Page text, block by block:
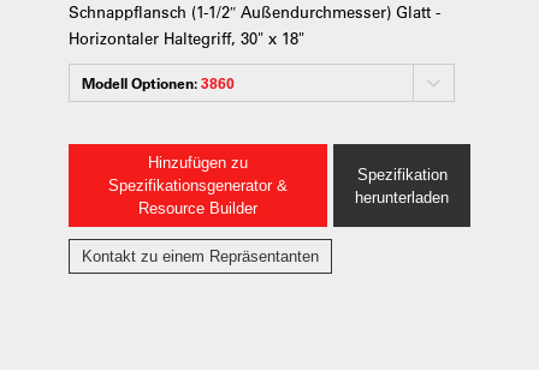
Schnappflansch (1-1/2″ Außendurchmesser) Glatt -
Horizontaler Haltegriff, 30" x 18"
Modell Optionen:3860
Hinzufügen zu
Spezifikationsgenerator &
Resource Builder
Spezifikation
herunterladen
Kontakt zu einem Repräsentanten